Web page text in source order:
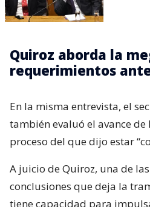
Quiroz aborda la
requerimientos
En la misma entrevista, el
también evaluó el avance
proceso del que dijo estar
A juicio de Quiroz, una de
conclusiones que deja la
tiene capacidad para